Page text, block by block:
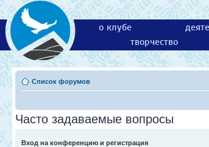
о клубе
творчество
Список форумов
Часто задаваемые вопросы
Вход на конференцию и регистрация